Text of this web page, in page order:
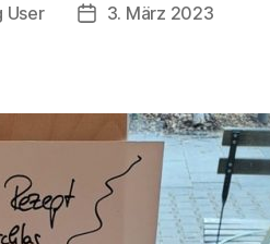
User Veröffentlichungsdatum
3. März 2023